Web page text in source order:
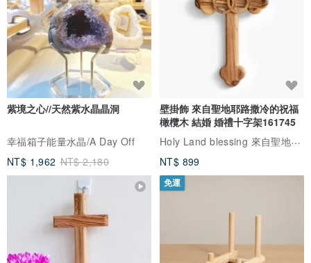
紫境之心//天然紫水晶晶洞
幸福箱子能量水晶/A Day Off
NT$ 1,962 NT$ 2,180
壁掛飾 來自聖地耶路撒冷的祝福
橄欖木 結婚 婚禮十字架161745
Holy Land blessing 來自聖地的祝福
NT$ 899
免運